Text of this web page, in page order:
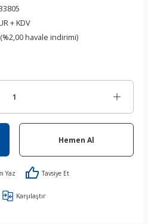
+ KDV
havale indirimi)
Hemen Al
Yaz Tavsiye Et
Karşılaştır